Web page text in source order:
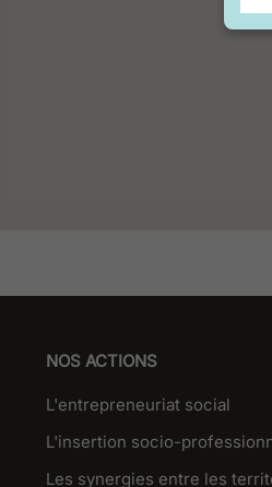
NOS ACTIONS
L'entrepreneuriat social
L'insertion socio-
Les synergies entre les